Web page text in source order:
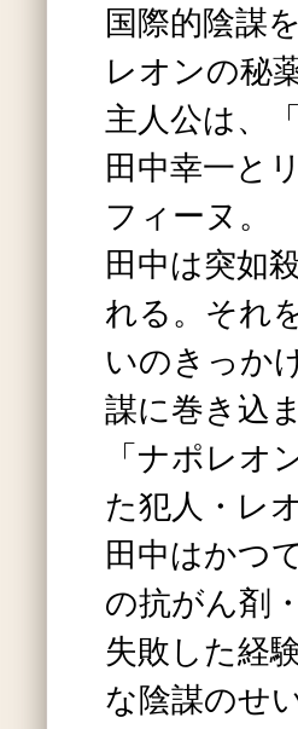
国際的陰謀
レオンの秘
主人公は、
田中幸一と
フィーヌ。
田中は突如
れる。それ
いのきっか
謀に巻き込
「ナポレオ
た犯人・レ
田中はかつ
の抗がん剤
失敗した経
な陰謀のせ